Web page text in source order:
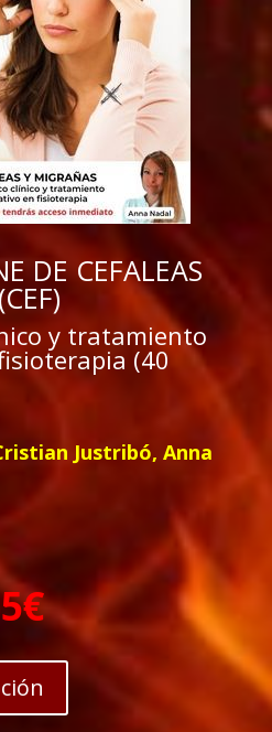
DE CEFALEAS
y tratamiento
(40
Justribó, Anna